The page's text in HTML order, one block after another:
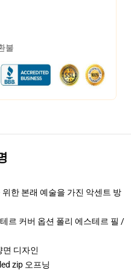
불
한 본래 예술을 가진 악센트 방
르 커버 옵션 폴리 에스테르 필 /
면 디자인
zip 오프닝